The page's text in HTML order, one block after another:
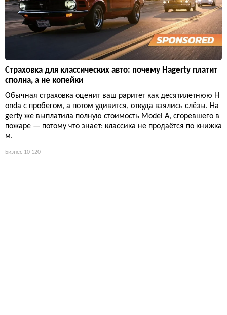
Страховка для классических авто: почему Hagerty платит
сполна, а не копейки
Обычная страховка оценит ваш раритет как десятилетнюю H
onda с пробегом, а потом удивится, откуда взялись слёзы. Ha
gerty же выплатила полную стоимость Model A, сгоревшего в
пожаре — потому что знает: классика не продаётся по книжка
м.
Бизнес 10 120